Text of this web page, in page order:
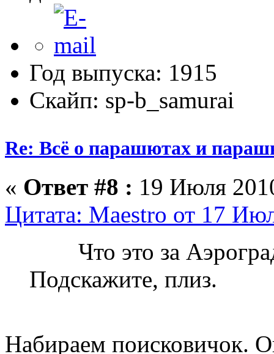
Год выпуска: 1915
Скайп: sp-b_samurai
Re: Всё о парашютах и
« Ответ #8 : 19 Июля
Цитата: Maestro от 17
Что это за
Подскажите, плиз.
Набираем поисковичок.